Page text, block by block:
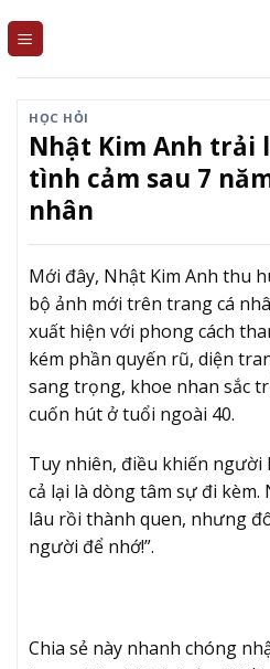
HỌC HỎI
Nhật Kim Anh trải
tình cảm sau 7
nhân
Mới đây, Nhật Kim Anh thu
bộ ảnh mới trên trang cá
xuất hiện với phong cách
kém phần quyến rũ, diện
sang trọng, khoe nhan sắc
cuốn hút ở tuổi ngoài 40.
Tuy nhiên, điều khiến người
cả lại là dòng tâm sự đi kèm.
lâu rồi thành quen, nhưng
người để nhớ!”.
Chia sẻ này nhanh chóng